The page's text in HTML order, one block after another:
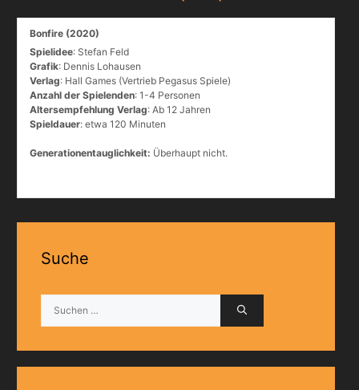
Bonfire (2020)
Spielidee: Stefan Feld
Grafik: Dennis Lohausen
Verlag: Hall Games (Vertrieb Pegasus Spiele)
Anzahl der Spielenden: 1-4 Personen
Altersempfehlung Verlag: Ab 12 Jahren
Spieldauer: etwa 120 Minuten
Generationentauglichkeit: Überhaupt nicht.
Suche
nach: